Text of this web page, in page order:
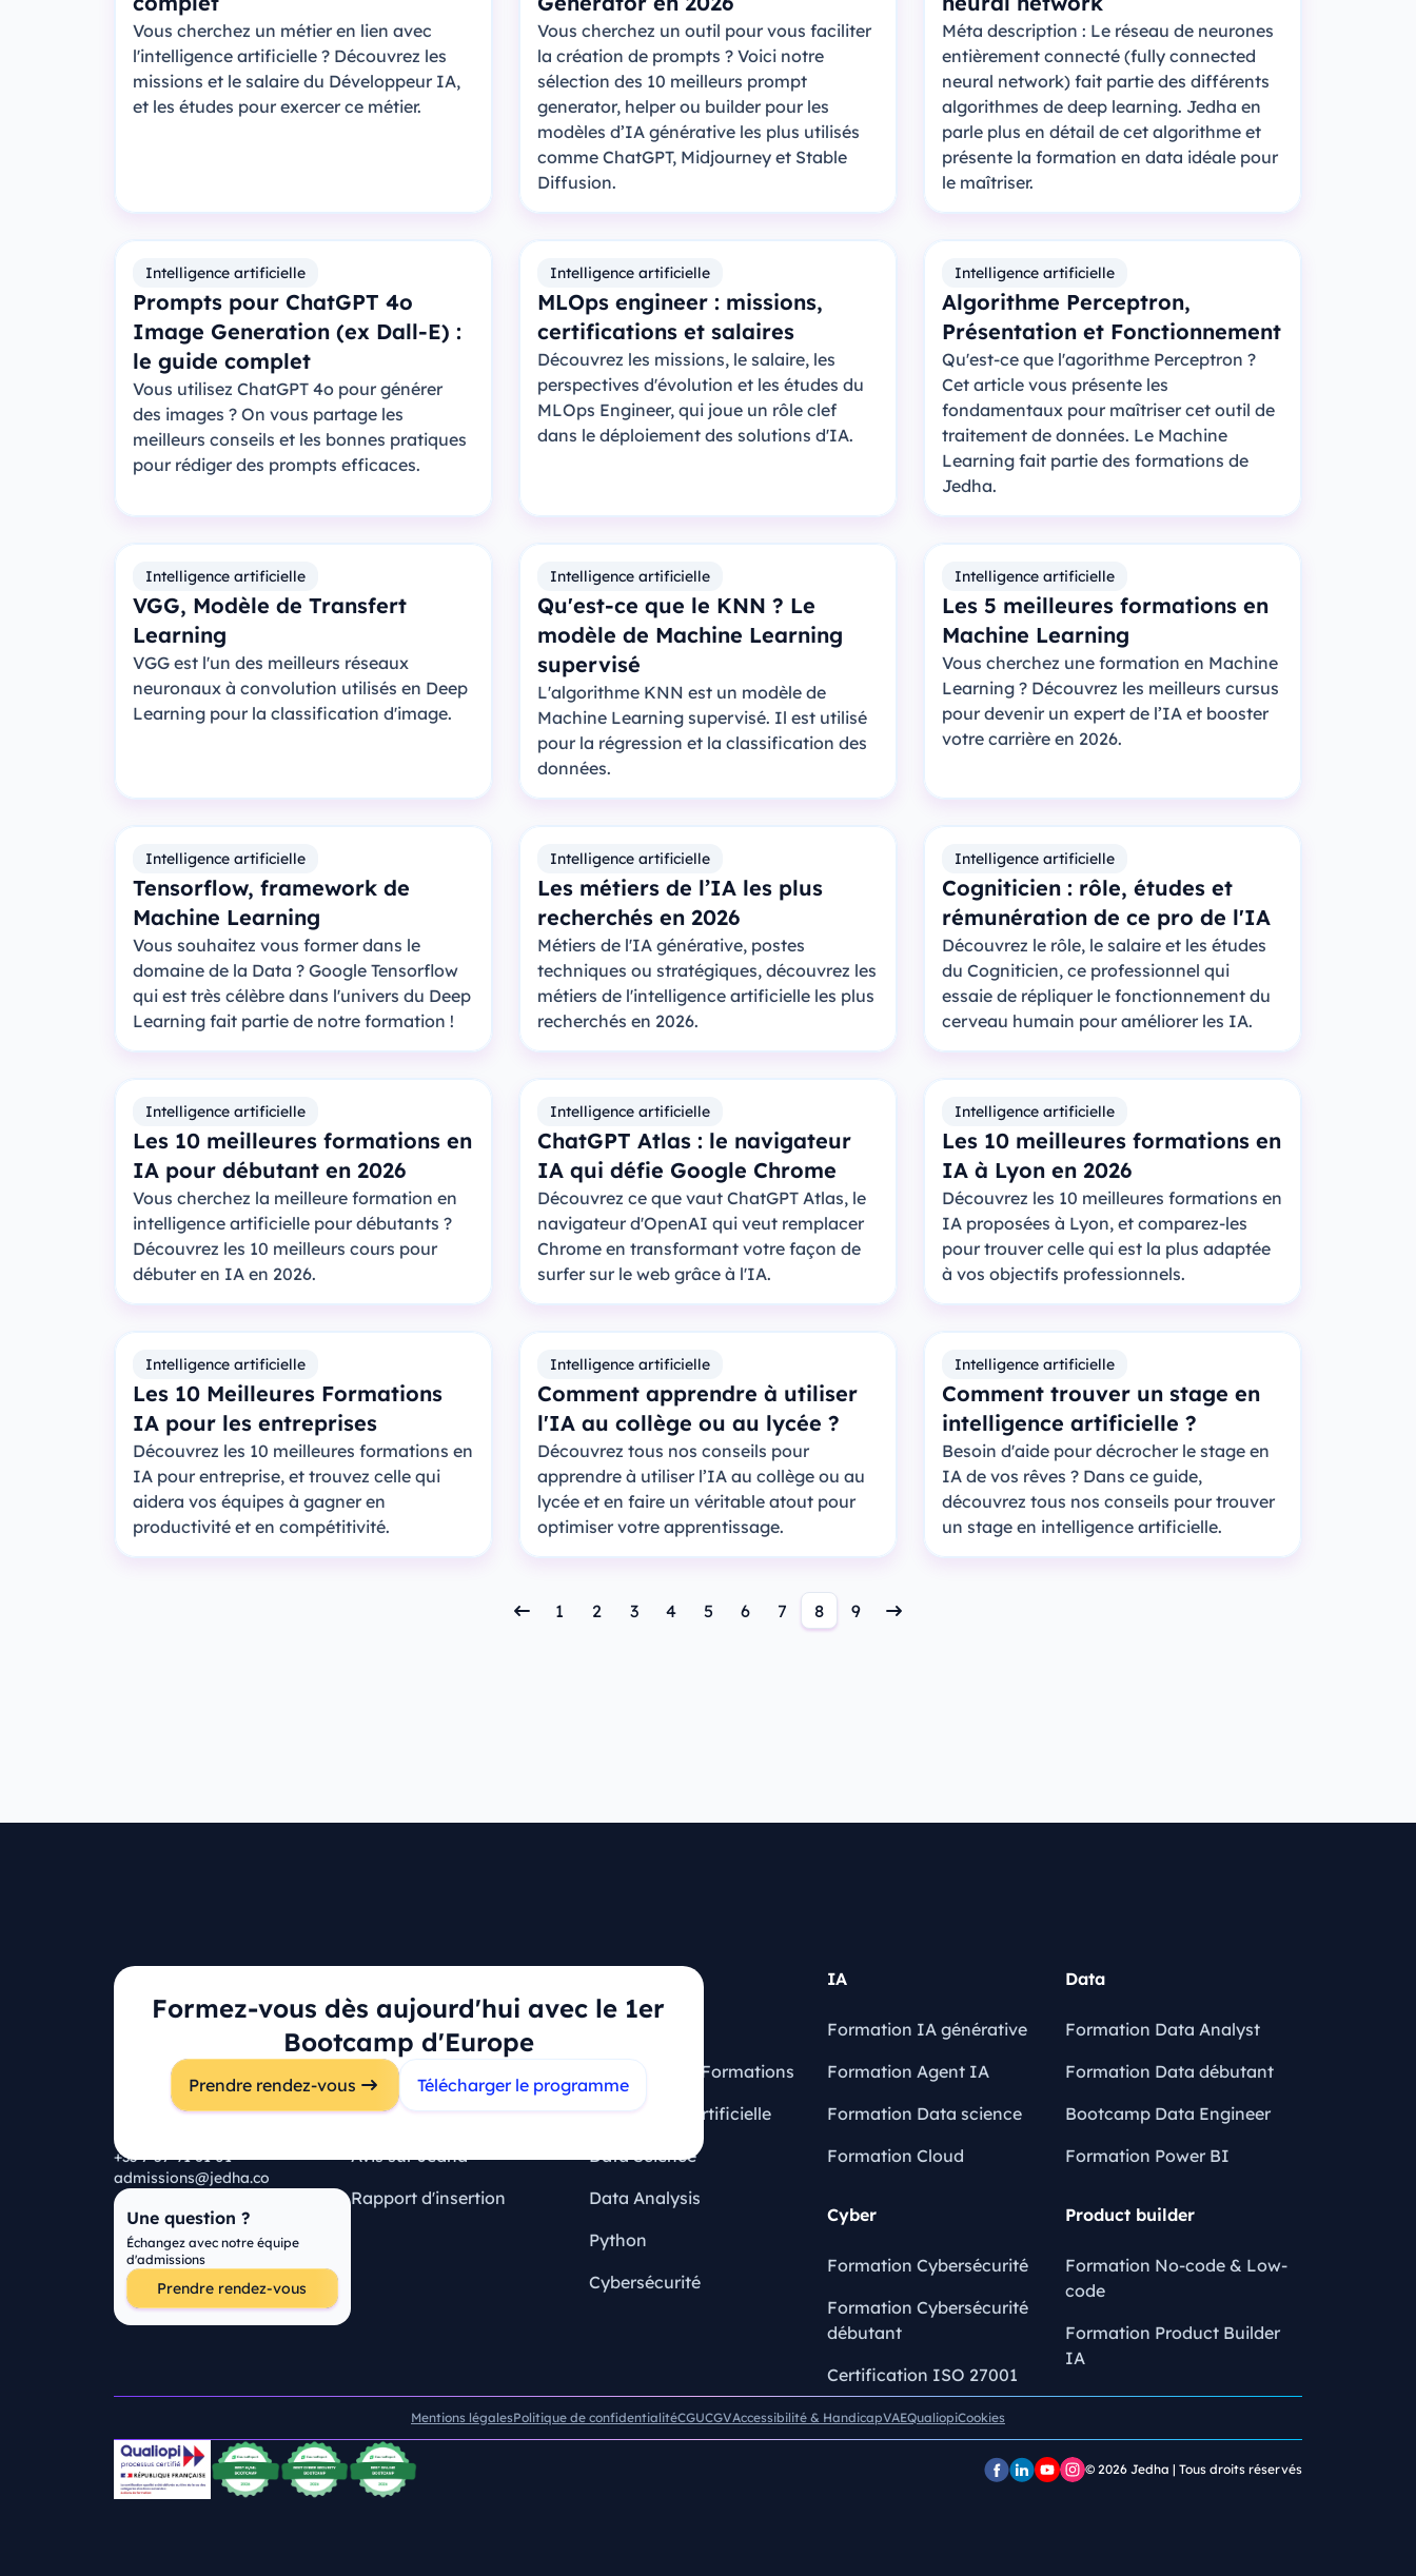
Vous cherchez un métier en lien avec
l'intelligence artificielle ? Découvrez les
missions et le salaire du Développeur IA,
et les études pour exercer ce métier.
Vous cherchez un outil pour vous faciliter
la création de prompts ? Voici notre
sélection des 10 meilleurs prompt
generator, helper ou builder pour les
modèles d’IA générative les plus utilisés
comme ChatGPT, Midjourney et Stable
Diffusion.
Méta description : Le réseau de neurones
entièrement connecté (fully connected
neural network) fait partie des différents
algorithmes de deep learning. Jedha en
parle plus en détail de cet algorithme et
présente la formation en data idéale pour
le maîtriser.
Intelligence artificielle
Prompts pour ChatGPT 4o
Image Generation (ex Dall-E) :
le guide complet
Vous utilisez ChatGPT 4o pour générer
des images ? On vous partage les
meilleurs conseils et les bonnes pratiques
pour rédiger des prompts efficaces.
Intelligence artificielle
MLOps engineer : missions,
certifications et salaires
Découvrez les missions, le salaire, les
perspectives d'évolution et les études du
MLOps Engineer, qui joue un rôle clef
dans le déploiement des solutions d'IA.
Intelligence artificielle
Algorithme Perceptron,
Présentation et Fonctionnement
Qu'est-ce que l'agorithme Perceptron ?
Cet article vous présente les
fondamentaux pour maîtriser cet outil de
traitement de données. Le Machine
Learning fait partie des formations de
Jedha.
Intelligence artificielle
VGG, Modèle de Transfert
Learning
VGG est l'un des meilleurs réseaux
neuronaux à convolution utilisés en Deep
Learning pour la classification d'image.
Intelligence artificielle
Qu'est-ce que le KNN ? Le
modèle de Machine Learning
supervisé
L'algorithme KNN est un modèle de
Machine Learning supervisé. Il est utilisé
pour la régression et la classification des
données.
Intelligence artificielle
Les 5 meilleures formations en
Machine Learning
Vous cherchez une formation en Machine
Learning ? Découvrez les meilleurs cursus
pour devenir un expert de l’IA et booster
votre carrière en 2026.
Intelligence artificielle
Tensorflow, framework de
Machine Learning
Vous souhaitez vous former dans le
domaine de la Data ? Google Tensorflow
qui est très célèbre dans l'univers du Deep
Learning fait partie de notre formation !
Intelligence artificielle
Les métiers de l’IA les plus
recherchés en 2026
Métiers de l'IA générative, postes
techniques ou stratégiques, découvrez les
métiers de l'intelligence artificielle les plus
recherchés en 2026.
Intelligence artificielle
Cogniticien : rôle, études et
rémunération de ce pro de l'IA
Découvrez le rôle, le salaire et les études
du Cogniticien, ce professionnel qui
essaie de répliquer le fonctionnement du
cerveau humain pour améliorer les IA.
Intelligence artificielle
Les 10 meilleures formations en
IA pour débutant en 2026
Vous cherchez la meilleure formation en
intelligence artificielle pour débutants ?
Découvrez les 10 meilleurs cours pour
débuter en IA en 2026.
Intelligence artificielle
ChatGPT Atlas : le navigateur
IA qui défie Google Chrome
Découvrez ce que vaut ChatGPT Atlas, le
navigateur d'OpenAI qui veut remplacer
Chrome en transformant votre façon de
surfer sur le web grâce à l'IA.
Intelligence artificielle
Les 10 meilleures formations en
IA à Lyon en 2026
Découvrez les 10 meilleures formations en
IA proposées à Lyon, et comparez-les
pour trouver celle qui est la plus adaptée
à vos objectifs professionnels.
Intelligence artificielle
Les 10 Meilleures Formations
IA pour les entreprises
Découvrez les 10 meilleures formations en
IA pour entreprise, et trouvez celle qui
aidera vos équipes à gagner en
productivité et en compétitivité.
Intelligence artificielle
Comment apprendre à utiliser
l'IA au collège ou au lycée ?
Découvrez tous nos conseils pour
apprendre à utiliser l’IA au collège ou au
lycée et en faire un véritable atout pour
optimiser votre apprentissage.
Intelligence artificielle
Comment trouver un stage en
intelligence artificielle ?
Besoin d'aide pour décrocher le stage en
IA de vos rêves ? Dans ce guide,
découvrez tous nos conseils pour trouver
un stage en intelligence artificielle.
1 2 3 4 5 6 7 8 9
Formez-vous dès aujourd'hui avec le 1er
Bootcamp d'Europe
Prendre rendez-vous Télécharger le programme
Campus principal
116 Rue du Faubourg Saint-
75010 Paris
+33 7 57 91 61 01
admissions@jedha.co
Une question ?
Échangez avec notre équipe
d'admissions
Prendre rendez-vous
Questions fréquentes
Certifications
Avis sur Jedha
Rapport d'insertion
Financement Formations
Intelligence Artificielle
Data Science
Data Analysis
Python
Cybersécurité
IA
Formation IA générative
Formation Agent IA
Formation Data science
Formation Cloud
Cyber
Formation Cybersécurité
Formation Cybersécurité
débutant
Certification ISO 27001
Data
Formation Data Analyst
Formation Data débutant
Bootcamp Data Engineer
Formation Power BI
Product builder
Formation No-code & Low-
code
Formation Product Builder
IA
Mentions légalesPolitique de confidentialitéCGUCGVAccessibilité & HandicapVAEQualiopiCookies
© 2026 Jedha | Tous droits réservés